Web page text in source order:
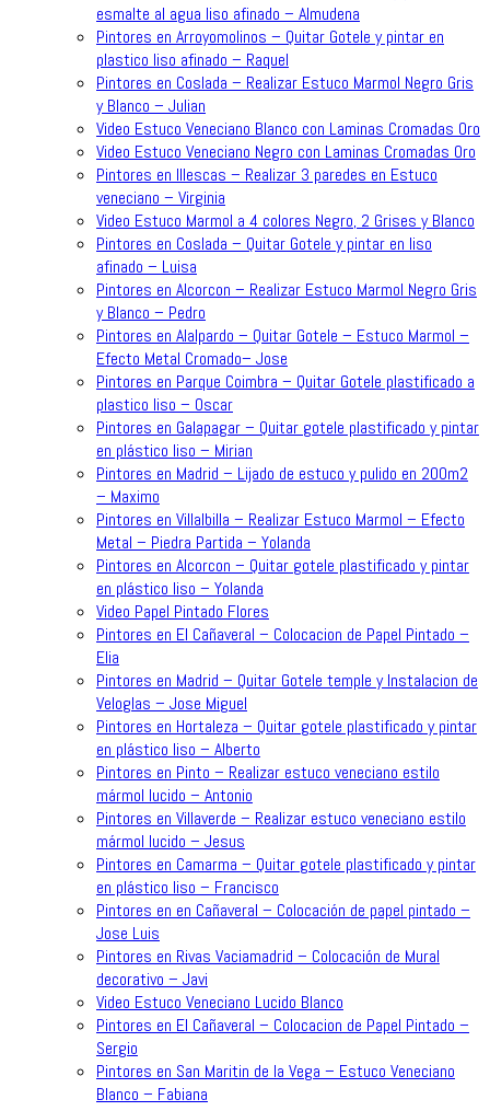
esmalte al agua liso afinado – Almudena
Pintores en Arroyomolinos – Quitar Gotele y pintar en
plastico liso afinado – Raquel
Pintores en Coslada – Realizar Estuco Marmol Negro Gris
y Blanco – Julian
Video Estuco Veneciano Blanco con Laminas Cromadas Oro
Video Estuco Veneciano Negro con Laminas Cromadas Oro
Pintores en Illescas – Realizar 3 paredes en Estuco
veneciano – Virginia
Video Estuco Marmol a 4 colores Negro, 2 Grises y Blanco
Pintores en Coslada – Quitar Gotele y pintar en liso
afinado – Luisa
Pintores en Alcorcon – Realizar Estuco Marmol Negro Gris
y Blanco – Pedro
Pintores en Alalpardo – Quitar Gotele – Estuco Marmol –
Efecto Metal Cromado– Jose
Pintores en Parque Coimbra – Quitar Gotele plastificado a
plastico liso – Oscar
Pintores en Galapagar – Quitar gotele plastificado y pintar
en plástico liso – Mirian
Pintores en Madrid – Lijado de estuco y pulido en 200m2
– Maximo
Pintores en Villalbilla – Realizar Estuco Marmol – Efecto
Metal – Piedra Partida – Yolanda
Pintores en Alcorcon – Quitar gotele plastificado y pintar
en plástico liso – Yolanda
Video Papel Pintado Flores
Pintores en El Cañaveral – Colocacion de Papel Pintado –
Elia
Pintores en Madrid – Quitar Gotele temple y Instalacion de
Veloglas – Jose Miguel
Pintores en Hortaleza – Quitar gotele plastificado y pintar
en plástico liso – Alberto
Pintores en Pinto – Realizar estuco veneciano estilo
mármol lucido – Antonio
Pintores en Villaverde – Realizar estuco veneciano estilo
mármol lucido – Jesus
Pintores en Camarma – Quitar gotele plastificado y pintar
en plástico liso – Francisco
Pintores en en Cañaveral – Colocación de papel pintado –
Jose Luis
Pintores en Rivas Vaciamadrid – Colocación de Mural
decorativo – Javi
Video Estuco Veneciano Lucido Blanco
Pintores en El Cañaveral – Colocacion de Papel Pintado –
Sergio
Pintores en San Maritin de la Vega – Estuco Veneciano
Blanco – Fabiana